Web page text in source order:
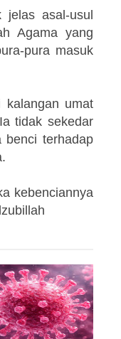
asal-usul
Agama yang
pura masuk
kalangan umat
tidak sekedar
benci terhadap
kebenciannya